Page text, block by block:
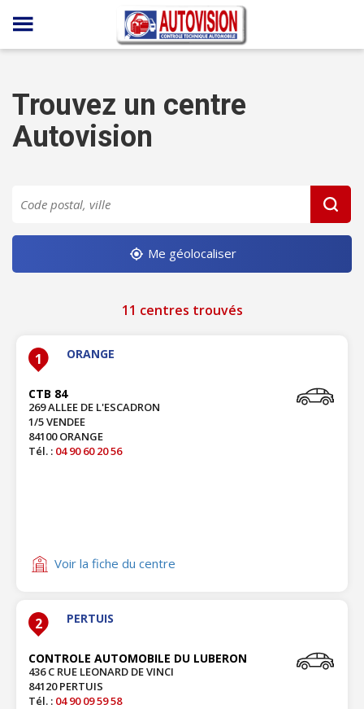
Panneau de gestion des cookies
Trouvez un centre
Autovision
Me géolocaliser
11 centres trouvés
1 ORANGE
CTB 84
269 ALLEE DE L'ESCADRON
1/5 VENDEE
84100 ORANGE
Tél. : 04 90 60 20 56
Voir la fiche du centre
2 PERTUIS
CONTROLE AUTOMOBILE DU LUBERON
436 C RUE LEONARD DE VINCI
84120 PERTUIS
Tél. : 04 90 09 59 58